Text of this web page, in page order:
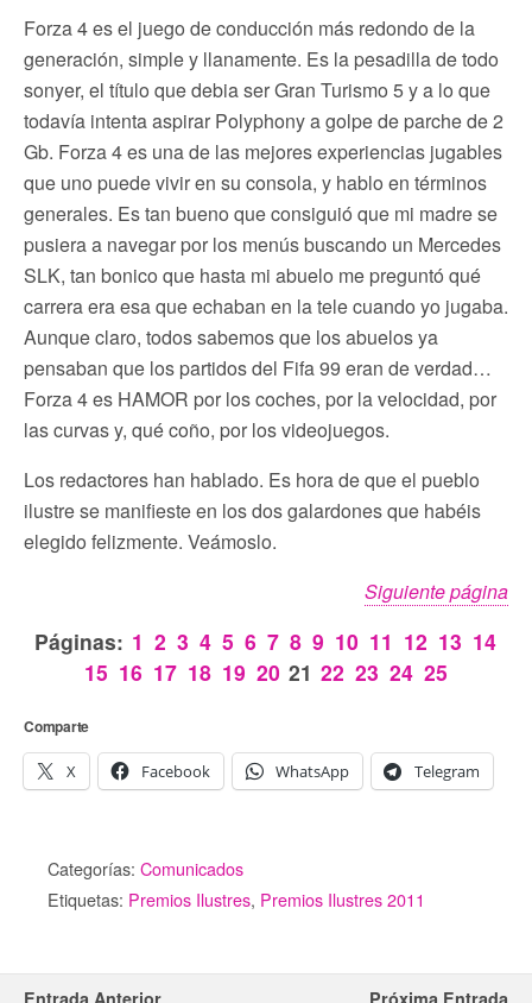
Forza 4 es el juego de conducción más redondo de la
generación, simple y llanamente. Es la pesadilla de todo
sonyer, el título que debia ser Gran Turismo 5 y a lo que
todavía intenta aspirar Polyphony a golpe de parche de 2
Gb. Forza 4 es una de las mejores experiencias jugables
que uno puede vivir en su consola, y hablo en términos
generales. Es tan bueno que consiguió que mi madre se
pusiera a navegar por los menús buscando un Mercedes
SLK, tan bonico que hasta mi abuelo me preguntó qué
carrera era esa que echaban en la tele cuando yo jugaba.
Aunque claro, todos sabemos que los abuelos ya
pensaban que los partidos del Fifa 99 eran de verdad…
Forza 4 es HAMOR por los coches, por la velocidad, por
las curvas y, qué coño, por los videojuegos.
Los redactores han hablado. Es hora de que el pueblo
ilustre se manifieste en los dos galardones que habéis
elegido felizmente. Veámoslo.
Siguiente página
Páginas: 1 2 3 4 5 6 7 8 9 10 11 12 13 14
15 16 17 18 19 20 21 22 23 24 25
Comparte
X Facebook WhatsApp Telegram
Categorías: Comunicados
Etiquetas: Premios Ilustres, Premios Ilustres 2011